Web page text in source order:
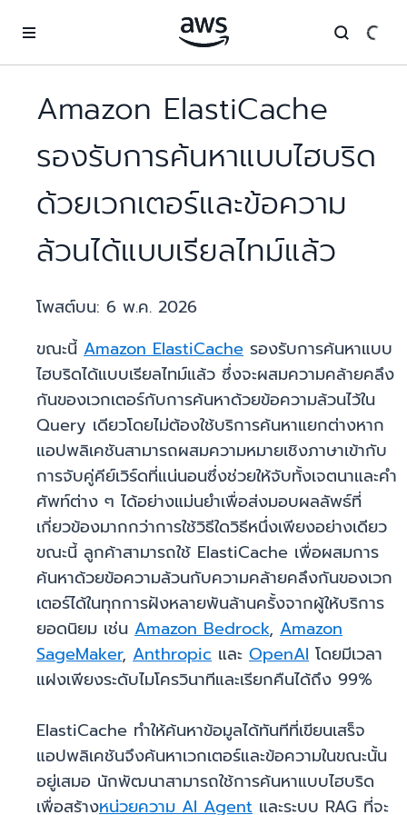
Amazon ElastiCache
รองรับการค้นหาแบบไฮบริด
ด้วยเวกเตอร์และข้อความ
ล้วนได้แบบเรียลไทม์แล้ว
โพสต์บน: 6 พ.ค. 2026
ขณะนี้ Amazon ElastiCache รองรับการค้นหาแบบ
ไฮบริดได้แบบเรียลไทม์แล้ว ซึ่งจะผสมความคล้ายคลึง
กันของเวกเตอร์กับการค้นหาด้วยข้อความล้วนไว้ใน
Query เดียวโดยไม่ต้องใช้บริการค้นหาแยกต่างหาก
แอปพลิเคชันสามารถผสมความหมายเชิงภาษาเข้ากับ
การจับคู่คีย์เวิร์ดที่แน่นอนซึ่งช่วยให้จับทั้งเจตนาและคำ
ศัพท์ต่าง ๆ ได้อย่างแม่นยำเพื่อส่งมอบผลลัพธ์ที่
เกี่ยวข้องมากกว่าการใช้วิธีใดวิธีหนึ่งเพียงอย่างเดียว
ขณะนี้ ลูกค้าสามารถใช้ ElastiCache เพื่อผสมการ
ค้นหาด้วยข้อความล้วนกับความคล้ายคลึงกันของเวก
เตอร์ได้ในทุกการฝังหลายพันล้านครั้งจากผู้ให้บริการ
ยอดนิยม เช่น Amazon Bedrock, Amazon
SageMaker, Anthropic และ OpenAI โดยมีเวลา
แฝงเพียงระดับไมโครวินาทีและเรียกคืนได้ถึง 99%
ElastiCache ทำให้ค้นหาข้อมูลได้ทันทีที่เขียนเสร็จ
แอปพลิเคชันจึงค้นหาเวกเตอร์และข้อความในขณะนั้น
อยู่เสมอ นักพัฒนาสามารถใช้การค้นหาแบบไฮบริด
เพื่อสร้างหน่วยความ AI Agent และระบบ RAG ที่จะ